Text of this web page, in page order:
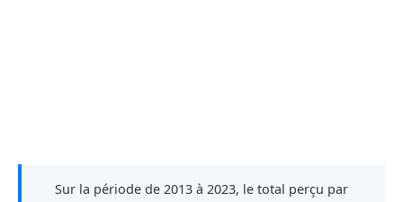
Sur la période de 2013 à 2023, le total perçu par